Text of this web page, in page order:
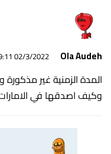
Ola Audeh 02/3/2022 9:11 م
المدة الزمنية غير مذكورة
وكيف اصدقها في